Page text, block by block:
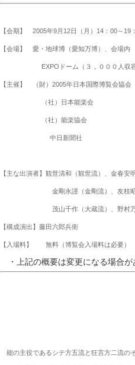
【会期】 2005年9月 12日（月） 14 ： 00～ 19 ：
【会場】 愛・地球博（愛知万博）、会場内
EXPO ドーム（３，０００人収
【主催】 （財） 2005年日本国際博覧会協会
（社）日本能楽会
（社）能楽協会
中日新聞社
【主な出演者】観世清和（観世流）、金春
金剛永謹（金剛流）、友枝昭世
茂山千作（大蔵流）、野村万作
【構成演出】藤田六郎兵衛
【入場料】 無料（博覧会入場料は必要）
・上記の概要は変更になる場合が
能の主役であるシテ方五流と狂言方二流の